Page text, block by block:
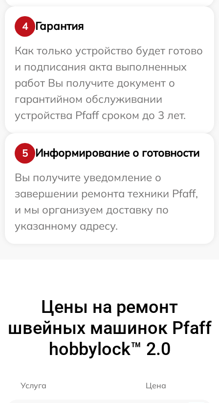
4
Гарантия
Как только устройство будет готово
и подписания акта выполненных
работ Вы получите документ о
гарантийном обслуживании
устройства Pfaff сроком до 3 лет.
5
Информирование о готовности
Вы получите уведомление о
завершении ремонта техники Pfaff,
и мы организуем доставку по
указанному адресу.
Цены на ремонт
швейных машинок Pfaff
hobbylock™ 2.0
Услуга Цена